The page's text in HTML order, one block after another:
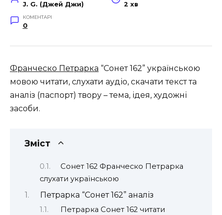
J. G. (Джей Джи) 2 хв
КОМЕНТАРІ
0
Франческо Петрарка “Сонет 162” українською
мовою читати, слухати аудіо, скачати текст та
аналіз (паспорт) твору – тема, ідея, художні
засоби.
Зміст
Сонет 162 Франческо Петрарка
слухати українською
Петрарка “Сонет 162” аналіз
Петрарка Сонет 162 читати